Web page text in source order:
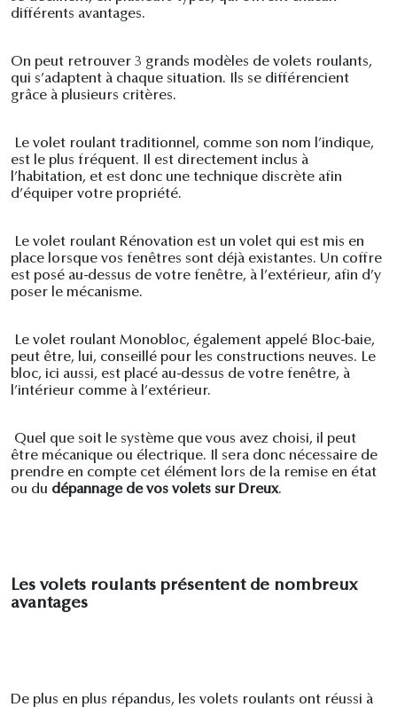
différents avantages.
On peut retrouver 3 grands modèles de volets roulants,
qui s’adaptent à chaque situation. Ils se différencient
grâce à plusieurs critères.
Le volet roulant traditionnel, comme son nom l’indique,
est le plus fréquent. Il est directement inclus à
l’habitation, et est donc une technique discrète afin
d’équiper votre propriété.
Le volet roulant Rénovation est un volet qui est mis en
place lorsque vos fenêtres sont déjà existantes. Un coffre
est posé au-dessus de votre fenêtre, à l’extérieur, afin d’y
poser le mécanisme.
Le volet roulant Monobloc, également appelé Bloc-baie,
peut être, lui, conseillé pour les constructions neuves. Le
bloc, ici aussi, est placé au-dessus de votre fenêtre, à
l’intérieur comme à l’extérieur.
Quel que soit le système que vous avez choisi, il peut
être mécanique ou électrique. Il sera donc nécessaire de
prendre en compte cet élément lors de la remise en état
ou du dépannage de vos volets sur Dreux.
Les volets roulants présentent de nombreux
avantages
De plus en plus répandus, les volets roulants ont réussi à